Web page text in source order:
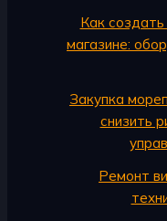
Как
магазине:
Закупка
снизить
Ремонт